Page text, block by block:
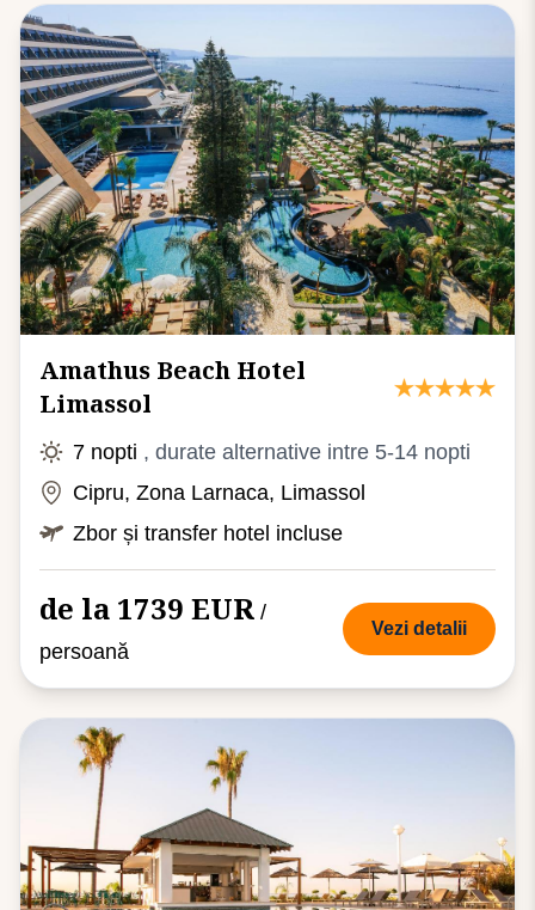
Amathus Beach Hotel
Limassol
7 nopti , durate alternative intre 5-14 nopti
Cipru, Zona Larnaca, Limassol
Zbor și transfer hotel incluse
de la 1739 EUR /
persoană
Vezi detalii